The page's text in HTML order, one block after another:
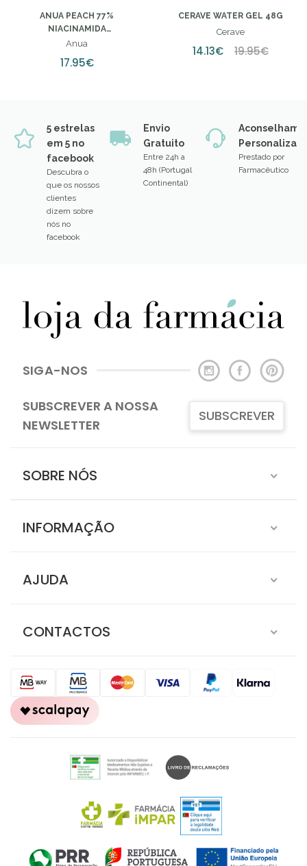
ANUA PEACH 77%
NIACINAMIDA
CONDICIONADOR MILK 150ML
Anua
17.95€
CERAVE WATER GEL 48G
Cerave
14.13€ 19.95€
5 estrelas
em 5 no
facebook
Descubra o
que os nossos
clientes
dizem sobre
nós no
facebook
Envio
Gratuito
Entre 24h a
48h (Portugal
Continental)
Prestado por
Farmacêutico
SIGA-NOS
SUBSCREVER A NOSSA
NEWSLETTER
SUBSCREVER
SOBRE NÓS
INFORMAÇÃO
AJUDA
CONTACTOS